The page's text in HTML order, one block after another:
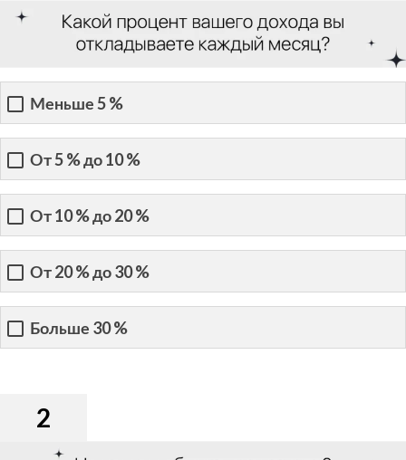
Меньше 5 %
От 5 % до 10 %
От 10 % до 20 %
От 20 % до 30 %
Больше 30 %
2